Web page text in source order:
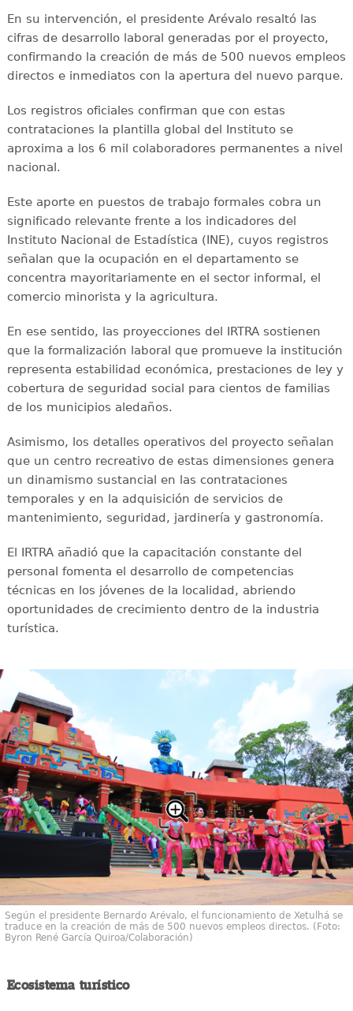
En su intervención, el presidente Arévalo resaltó las
cifras de desarrollo laboral generadas por el proyecto,
confirmando la creación de más de 500 nuevos empleos
directos e inmediatos con la apertura del nuevo parque.
Los registros oficiales confirman que con estas
contrataciones la plantilla global del Instituto se
aproxima a los 6 mil colaboradores permanentes a nivel
nacional.
Este aporte en puestos de trabajo formales cobra un
significado relevante frente a los indicadores del
Instituto Nacional de Estadística (INE), cuyos registros
señalan que la ocupación en el departamento se
concentra mayoritariamente en el sector informal, el
comercio minorista y la agricultura.
En ese sentido, las proyecciones del IRTRA sostienen
que la formalización laboral que promueve la institución
representa estabilidad económica, prestaciones de ley y
cobertura de seguridad social para cientos de familias
de los municipios aledaños.
Asimismo, los detalles operativos del proyecto señalan
que un centro recreativo de estas dimensiones genera
un dinamismo sustancial en las contrataciones
temporales y en la adquisición de servicios de
mantenimiento, seguridad, jardinería y gastronomía.
El IRTRA añadió que la capacitación constante del
personal fomenta el desarrollo de competencias
técnicas en los jóvenes de la localidad, abriendo
oportunidades de crecimiento dentro de la industria
turística.
Según el presidente Bernardo Arévalo, el funcionamiento de Xetulhá se
traduce en la creación de más de 500 nuevos empleos directos. (Foto:
Byron René García Quiroa/Colaboración)
Ecosistema turístico